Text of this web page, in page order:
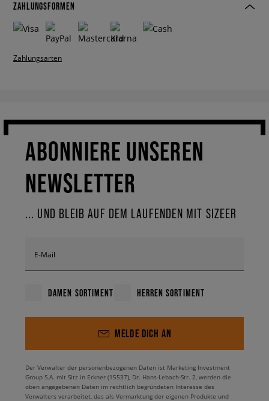
ZAHLUNGSFORMEN
Zahlungsarten
ABONNIERE UNSEREN
NEWSLETTER
... UND BLEIB AUF DEM LAUFENDEN MIT SIZEER
E-Mail
DAMEN SORTIMENT HERREN SORTIMENT
MELDE DICH AN
Der Verwalter der personenbezogenen Daten ist Marketing Investment
Group S.A. mit Sitz in Erkner (15537), Dr. Hans-Lebach-Str. 2, werden die
oben angegebenen Daten im rechtlich begründeten Interesse des
Verwalters verarbeitet, das als Vermarktung der eigenen Produkte und